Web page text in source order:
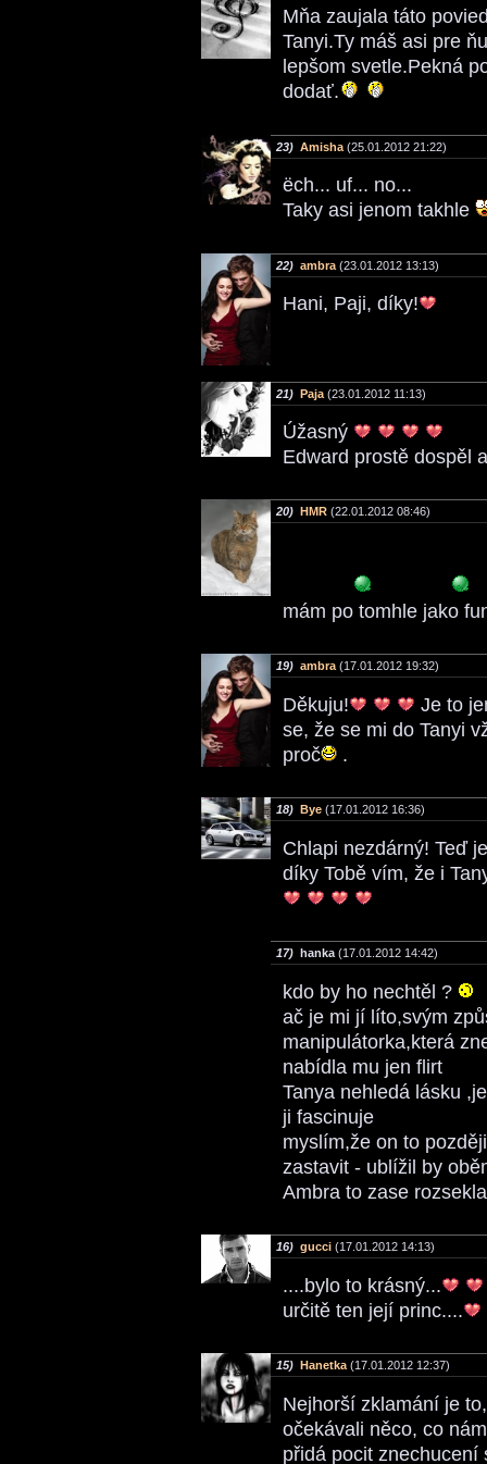
Mňa zaujala táto
Tanyi.Ty máš asi pre
lepšom svetle.Pekná
dodať.
23) Amisha (25.01.2012 21:22)
ëch... uf... no...
Taky asi jenom takhle
22) ambra (23.01.2012 13:13)
Hani, Paji, díky!
21) Paja (23.01.2012 11:13)
Úžasný
Edward prostě dospěl
20) HMR (22.01.2012 08:46)
mám po tomhle jako
19) ambra(17.01.2012 19:32)
Děkuju!
Je to
se, že se mi do Tanyi
proč
.
18) Bye (17.01.2012 16:36)
Chlapi nezdárný! Teď
díky Tobě vím, že i
17) hanka(17.01.2012 14:42)
kdo by ho nechtěl ?
ač je mi jí líto,svým
manipulátorka,která
nabídla mu jen flirt
Tanya nehledá lásku
ji fascinuje
myslím,že on to
zastavit - ublížil by
Ambra to zase
16) gucci (17.01.2012 14:13)
....bylo to krásný...
určitě ten její princ....
15) Hanetka(17.01.2012 12:37)
Nejhorší zklamání je
očekávali něco, co
přidá pocit znechucení